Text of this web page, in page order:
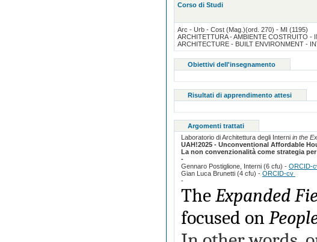
Corso di Studi
Arc - Urb - Cost (Mag.)(ord. 270) - MI (1195)
ARCHITETTURA - AMBIENTE COSTRUITO -
ARCHITECTURE - BUILT ENVIRONMENT -
Obiettivi dell'insegnamento
Risultati di apprendimento attesi
Argomenti trattati
Laboratorio di Architettura degli Interni in the
UAH!2025 - Unconventional Affordable
La non convenzionalità come strategia
-
Gennaro Postiglione, Interni (6 cfu) - ORCID-
Gian Luca Brunetti (4 cfu) - ORCID-cv
-
TheExpanded
focused on